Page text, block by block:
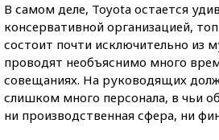
В самом деле, Toyota остается
консервативной организацией,
состоит почти исключительно из
проводят необъяснимо много
совещаниях. На руководящих
слишком много персонала, в чьи
ни производственная сфера, ни